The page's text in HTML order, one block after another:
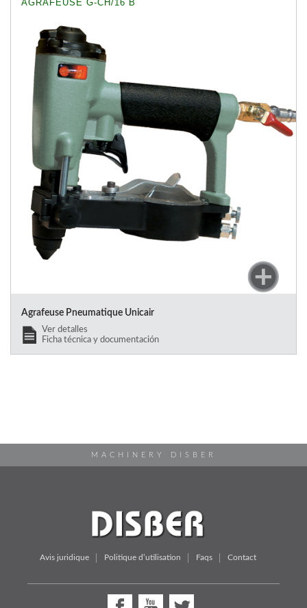
AGRAFEUSE G-CH/16 B
Agrafeuse Pneumatique Unicair
Ver detalles
Ficha técnica y documentación
MACHINERY DISBER
Avis juridique Politique d’utilisation Faqs Contact